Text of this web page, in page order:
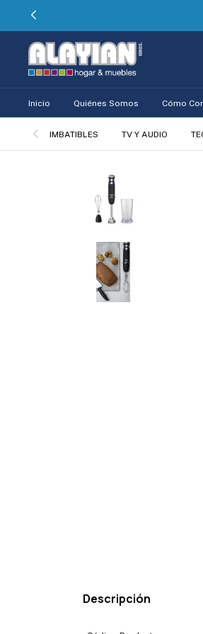
Inicio Quiénes Somos Cómo
IMBATIBLES TV Y AUDIO
Descripción